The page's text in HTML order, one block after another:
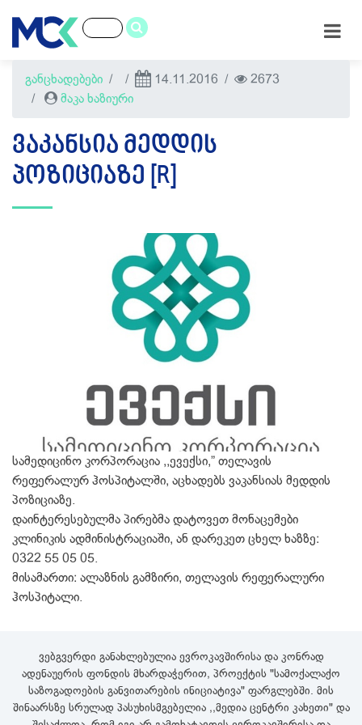
განცხადებები 14.11.2016
2673
მაკა ხაზიური
ᲕᲐᲙᲐᲜᲡᲘᲐ ᲛᲔᲓᲓᲘᲡ
ᲞᲝᲖᲘᲪᲘᲐᲖᲔ [R]
სამედიცინო კორპორაცია ,,ევექსი,” თელავის
რეფერალურ ჰოსპიტალში, აცხადებს ვაკანსიას მედდის
პოზიციაზე.
დაინტერესებულმა პირებმა დატოვეთ მონაცემები
კლინიკის ადმინისტრაციაში, ან დარეკეთ ცხელ ხაზზე:
0322 55 05 05.
მისამართი: ალაზნის გამზირი, თელავის რეფერალური
ჰოსპიტალი.
ვებგვერდი განახლებულია ევროკავშირისა და კონრად
ადენაუერის ფონდის მხარდაჭერით, პროექტის "სამოქალაქო
საზოგადოების განვითარების ინიციატივა" ფარგლებში. მის
შინაარსზე სრულად პასუხისმგებელია ,,მედია ცენტრი კახეთი" და